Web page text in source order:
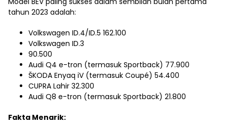
tahun 2023 adalah:
Volkswagen ID.4/ID.5 162.100
Volkswagen ID.3
90.500
Audi Q4 e-tron (termasuk Sportback) 77.900
ŠKODA Enyaq iV (termasuk Coupé) 54.400
CUPRA Lahir 32.300
Audi Q8 e-tron (termasuk Sportback) 21.800
Fakta Menarik: